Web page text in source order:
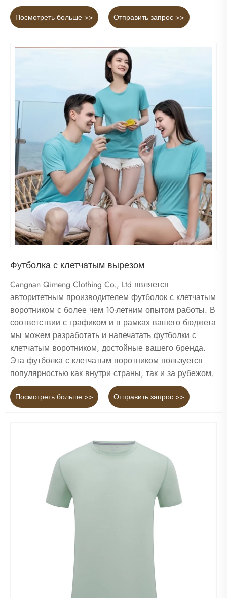
Посмотреть больше >> Отправить запрос >>
Футболка с клетчатым вырезом
Cangnan Qimeng Clothing Co., Ltd является
авторитетным производителем футболок с клетчатым
воротником с более чем 10-летним опытом работы. В
соответствии с графиком и в рамках вашего бюджета
мы можем разработать и напечатать футболки с
клетчатым воротником, достойные вашего бренда.
Эта футболка с клетчатым воротником пользуется
популярностью как внутри страны, так и за рубежом.
Посмотреть больше >> Отправить запрос >>